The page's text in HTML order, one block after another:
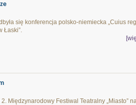
się konferencja polsko-niemiecka „Cuius
Łaski”.
Międzynarodowy Festiwal Teatralny „Miasto”